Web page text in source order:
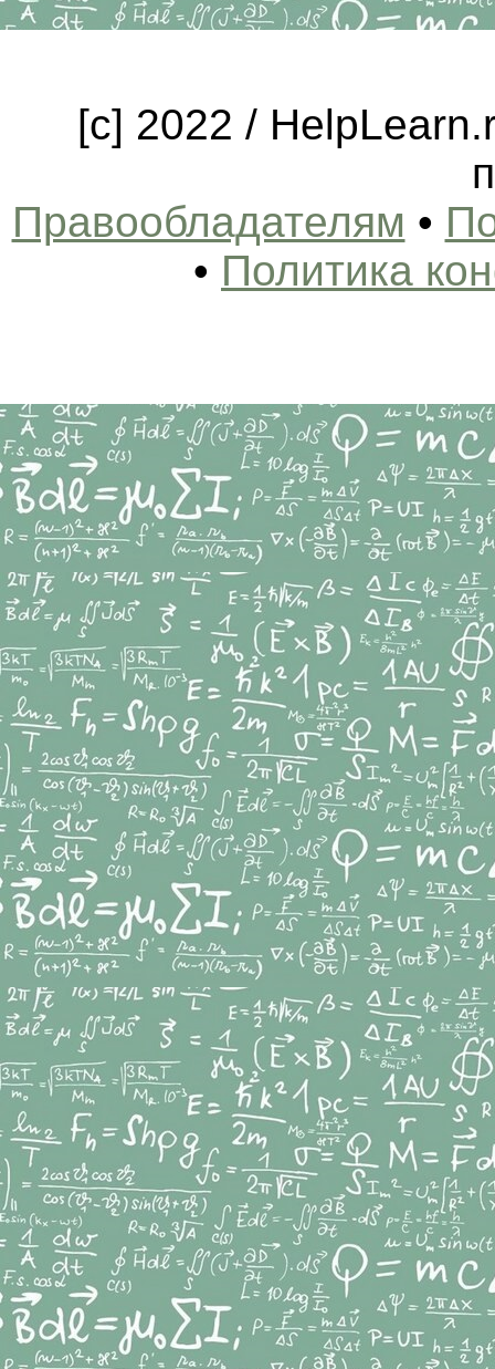
[c] 2022 /
Правообладателям •
• Политика